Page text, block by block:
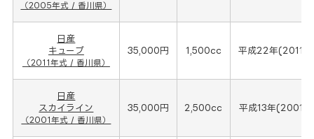
（2005年式 / 香川県）
日産
キューブ
（2011年式 / 香川県）
35,000円 1,500cc 平成22年(2011
日産
スカイライン
（2001年式 / 香川県）
35,000円 2,500cc 平成13年(2001